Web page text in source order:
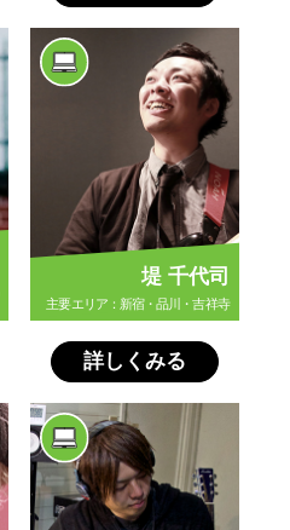
堤 千代司
主要エリア：新宿・品川・吉祥寺
詳しくみる